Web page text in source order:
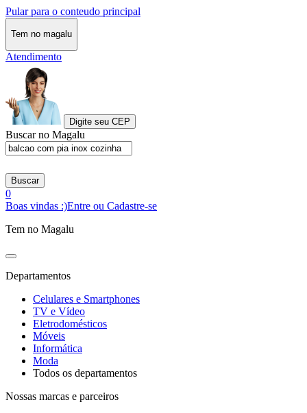
Pular para o conteudo principal
Tem no magalu
Atendimento
Digite seu CEP
Buscar no Magalu
Buscar
0
Boas vindas :)Entre ou Cadastre-se
Tem no Magalu
Departamentos
Celulares e Smartphones
TV e Vídeo
Eletrodomésticos
Móveis
Informática
Moda
Todos os departamentos
Nossas marcas e parceiros